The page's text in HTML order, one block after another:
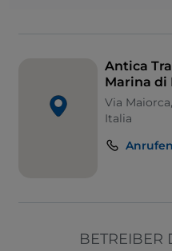
Antica
Marina di
Via
Italia
Anrufen
BETREIBER